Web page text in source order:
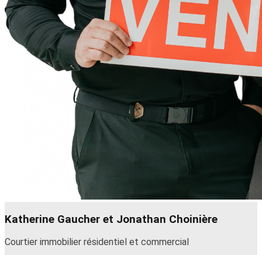
Katherine Gaucher et Jonathan Choinière
Courtier immobilier résidentiel et commercial